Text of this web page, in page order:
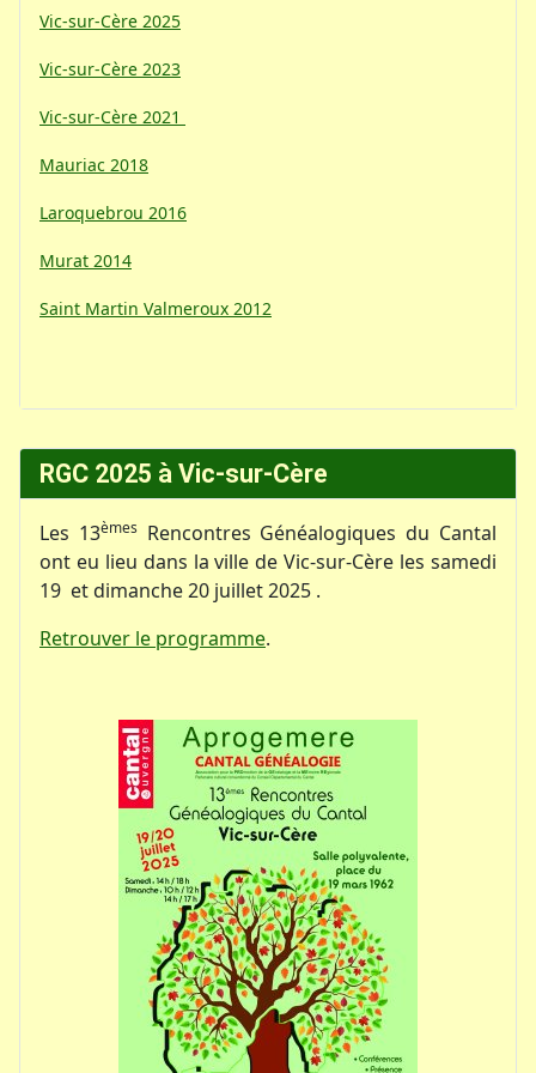
RGC 2025 à Vic-sur-Cère
Les 13èmes Rencontres Généalogiques du Cantal
ont eu lieu dans la ville de Vic-sur-Cère les samedi
19 et dimanche 20 juillet 2025 .
Retrouver le programme.
Vic-sur-Cère 2025
Vic-sur-Cère 2023
Vic-sur-Cère 2021
Mauriac 2018
Laroquebrou 2016
Murat 2014
Saint Martin Valmeroux 2012